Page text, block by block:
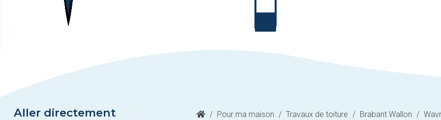
Aller directement / Pour ma maison / Travaux de toiture / Brabant Wallon /